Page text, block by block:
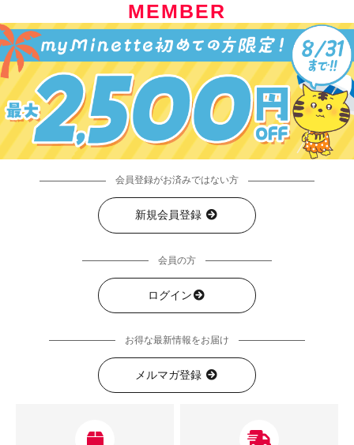
MEMBER
会員登録がお済みではない方
新規会員登録
会員の方
ログイン
お得な最新情報をお届け
メルマガ登録